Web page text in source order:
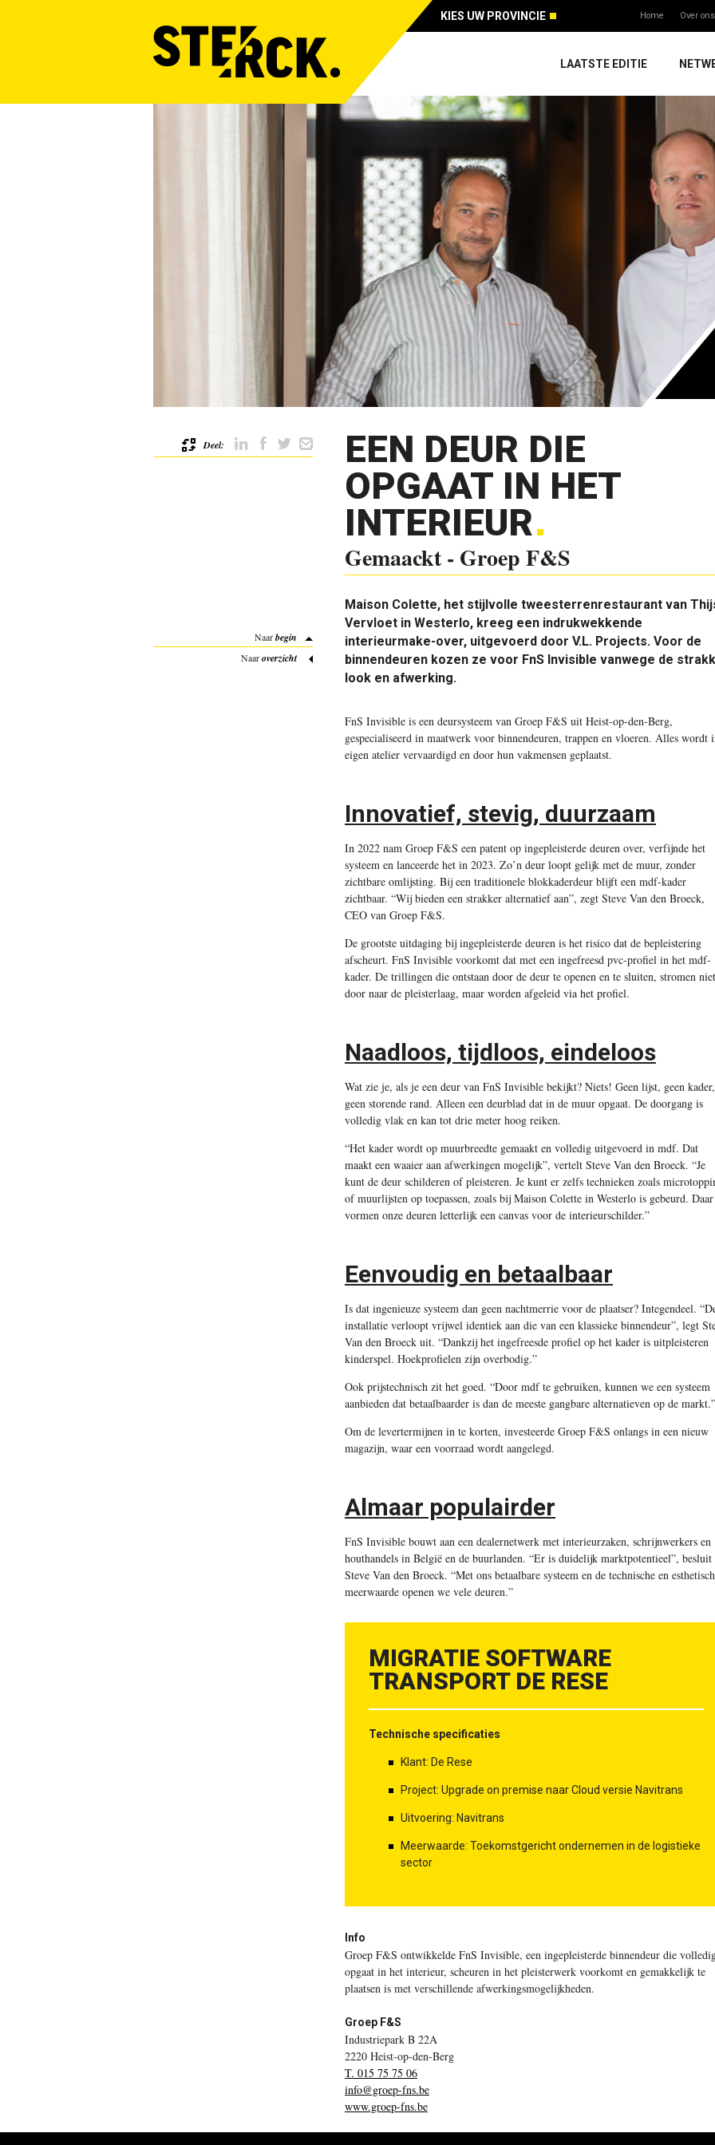
KIES UW PROVINCIE Home Over ons
LAATSTE EDITIE
EEN DEUR DIE
OPGAAT IN HET
INTERIEUR
Gemaackt - Groep F&S
Maison Colette, het stijlvolle tweesterrenrestaurant van
Vervloet in Westerlo, kreeg een indrukwekkende
interieurmake-over, uitgevoerd door V.L. Projects. Voor de
binnendeuren kozen ze voor FnS Invisible vanwege de
look en afwerking.
FnS Invisible is een deursysteem van Groep F&S uit Heist-op-den-Berg,
gespecialiseerd in maatwerk voor binnendeuren, trappen en vloeren. Alles wordt
eigen atelier vervaardigd en door hun vakmensen geplaatst.
Innovatief, stevig, duurzaam
In 2022 nam Groep F&S een patent op ingepleisterde deuren over, verfijnde het
systeem en lanceerde het in 2023. Zo’n deur loopt gelijk met de muur, zonder
zichtbare omlijsting. Bij een traditionele blokkaderdeur blijft een mdf-kader
zichtbaar. “Wij bieden een strakker alternatief aan”, zegt Steve Van den Broeck,
CEO van Groep F&S.
De grootste uitdaging bij ingepleisterde deuren is het risico dat de bepleistering
afscheurt. FnS Invisible voorkomt dat met een ingefreesd pvc-profiel in het mdf-
kader. De trillingen die ontstaan door de deur te openen en te sluiten, stromen niet
door naar de pleisterlaag, maar worden afgeleid via het profiel.
Naadloos, tijdloos, eindeloos
Wat zie je, als je een deur van FnS Invisible bekijkt? Niets! Geen lijst, geen kader,
geen storende rand. Alleen een deurblad dat in de muur opgaat. De doorgang is
volledig vlak en kan tot drie meter hoog reiken.
“Het kader wordt op muurbreedte gemaakt en volledig uitgevoerd in mdf. Dat
maakt een waaier aan afwerkingen mogelijk”, vertelt Steve Van den Broeck. “Je
kunt de deur schilderen of pleisteren. Je kunt er zelfs technieken zoals
of muurlijsten op toepassen, zoals bij Maison Colette in Westerlo is gebeurd. Daar
vormen onze deuren letterlijk een canvas voor de interieurschilder.”
Eenvoudig en betaalbaar
Is dat ingenieuze systeem dan geen nachtmerrie voor de plaatser? Integendeel.
installatie verloopt vrijwel identiek aan die van een klassieke binnendeur”, legt
Van den Broeck uit. “Dankzij het ingefreesde profiel op het kader is uitpleisteren
kinderspel. Hoekprofielen zijn overbodig.”
Ook prijstechnisch zit het goed. “Door mdf te gebruiken, kunnen we een systeem
aanbieden dat betaalbaarder is dan de meeste gangbare alternatieven op de markt.”
Om de levertermijnen in te korten, investeerde Groep F&S onlangs in een nieuw
magazijn, waar een voorraad wordt aangelegd.
Almaar populairder
FnS Invisible bouwt aan een dealernetwerk met interieurzaken, schrijnwerkers en
houthandels in België en de buurlanden. “Er is duidelijk marktpotentieel”, besluit
Steve Van den Broeck. “Met ons betaalbare systeem en de technische en
meerwaarde openen we vele deuren.”
MIGRATIE SOFTWARE
TRANSPORT DE RESE
Technische specificaties
Klant: De Rese
Project: Upgrade on premise naar Cloud versie Navitrans
Uitvoering: Navitrans
Meerwaarde: Toekomstgericht ondernemen in de logistieke
sector
Info
Groep F&S ontwikkelde FnS Invisible, een ingepleisterde binnendeur die
opgaat in het interieur, scheuren in het pleisterwerk voorkomt en gemakkelijk te
plaatsen is met verschillende afwerkingsmogelijkheden.
Groep F&S
Industriepark B 22A
2220 Heist-op-den-Berg
T. 015 75 75 06
info@groep-fns.be
www.groep-fns.be
Deel:
Naarbegin
Naaroverzicht